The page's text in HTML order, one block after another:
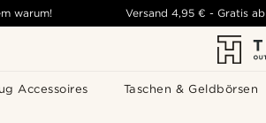
Accessoires Taschen & Geldbörsen
warum! Versand 4,95 € -Gratis ab